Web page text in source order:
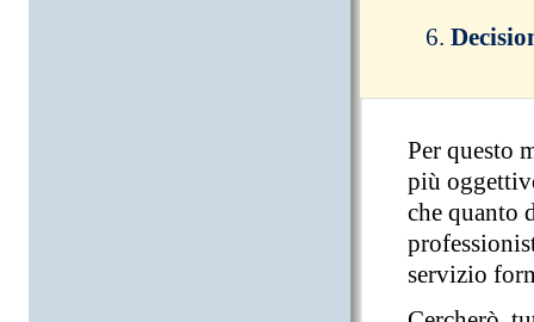
Per questo
più
che quanto
servizio